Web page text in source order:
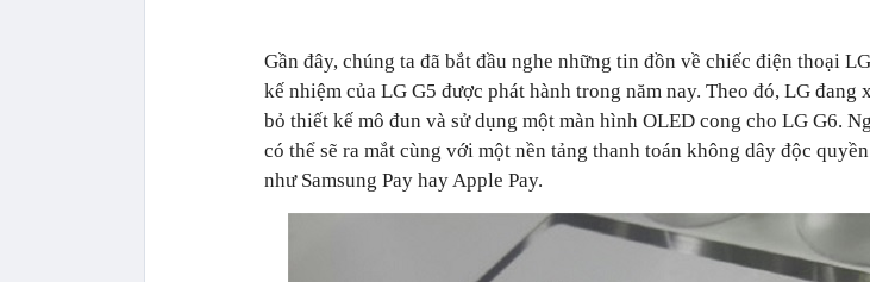
Gần đây, chúng ta đã bắt đầu nghe những tin đồn về chiếc điện thoại
kế nhiệm của LG G5 được phát hành trong năm nay. Theo đó, LG đang
bỏ thiết kế mô đun và sử dụng một màn hình OLED cong cho LG G6.
có thể sẽ ra mắt cùng với một nền tảng thanh toán không dây độc
như Samsung Pay hay Apple Pay.